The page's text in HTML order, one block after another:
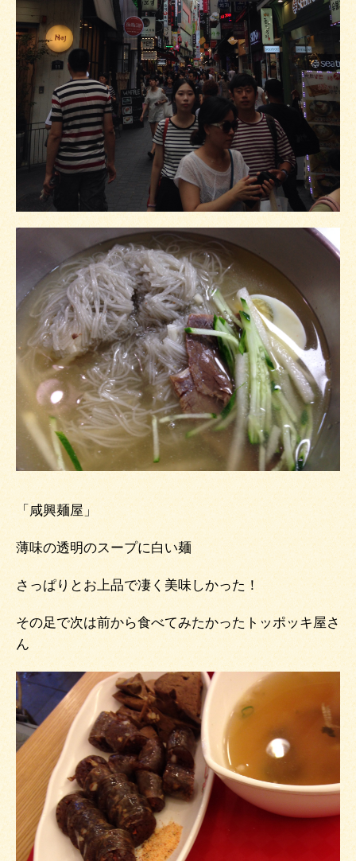
「咸興麺屋」
薄味の透明のスープに白い麺
さっぱりとお上品で凄く美味しかった！
その足で次は前から食べてみたかったトッポッキ屋さ
ん